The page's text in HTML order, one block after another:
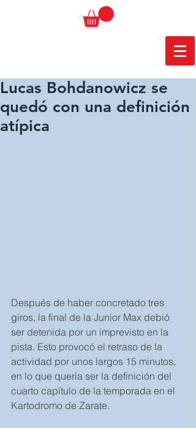
Lucas Bohdanowicz se
quedó con una definición
atípica
Después de haber concretado tres
giros, la final de la Junior Max debió
ser detenida por un imprevisto en la
pista. Esto provocó el retraso de la
actividad por unos largos 15 minutos,
en lo que quería ser la definición del
cuarto capítulo de la temporada en el
Kartodromo de Zarate.